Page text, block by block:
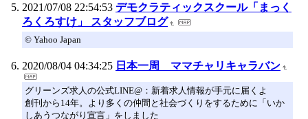
2021/07/08 22:54:53 デモクラティックスクール「まっく
ろくろすけ」 スタッフブログ
© Yahoo Japan
2020/08/04 04:34:25 日本一周 ママチャリキャラバン
グリーンズ求人の公式LINE@：新着求人情報が手元に届くよ
創刊から14年。より多くの仲間と社会づくりをするために「いか
しあうつながり宣言」をしました